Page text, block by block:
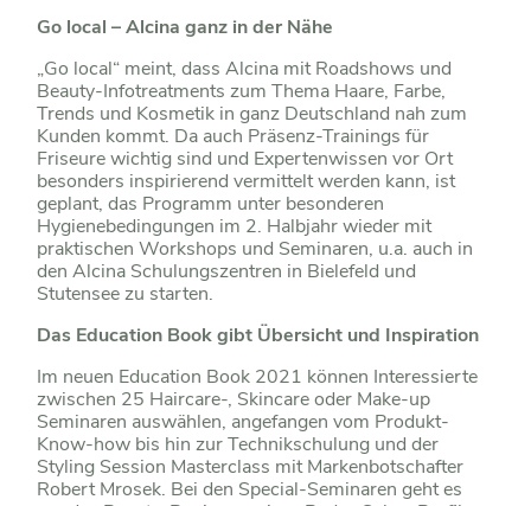
Go local – Alcina ganz in der Nähe
„Go local“ meint, dass Alcina mit Roadshows und
Beauty-Infotreatments zum Thema Haare, Farbe,
Trends und Kosmetik in ganz Deutschland nah zum
Kunden kommt. Da auch Präsenz-Trainings für
Friseure wichtig sind und Expertenwissen vor Ort
besonders inspirierend vermittelt werden kann, ist
geplant, das Programm unter besonderen
Hygienebedingungen im 2. Halbjahr wieder mit
praktischen Workshops und Seminaren, u.a. auch in
den Alcina Schulungszentren in Bielefeld und
Stutensee zu starten.
Das Education Book gibt Übersicht und Inspiration
Im neuen Education Book 2021 können Interessierte
zwischen 25 Haircare-, Skincare oder Make-up
Seminaren auswählen, angefangen vom Produkt-
Know-how bis hin zur Technikschulung und der
Styling Session Masterclass mit Markenbotschafter
Robert Mrosek. Bei den Special-Seminaren geht es